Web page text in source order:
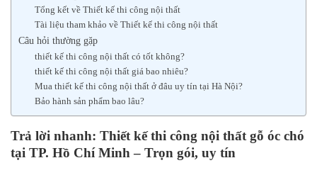
Tổng kết về Thiết kế thi công nội thất
Tài liệu tham khảo về Thiết kế thi công nội thất
Câu hỏi thường gặp
thiết kế thi công nội thất có tốt không?
thiết kế thi công nội thất giá bao nhiêu?
Mua thiết kế thi công nội thất ở đâu uy tín tại Hà Nội?
Bảo hành sản phẩm bao lâu?
Trả lời nhanh: Thiết kế thi công nội thất gỗ óc chó
tại TP. Hồ Chí Minh – Trọn gói, uy tín